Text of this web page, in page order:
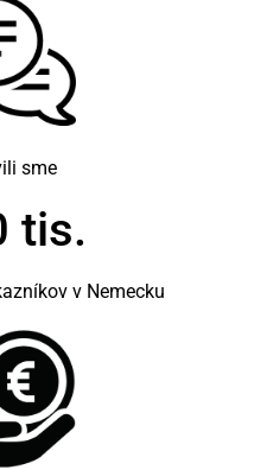
sme
tis.
v Nemecku